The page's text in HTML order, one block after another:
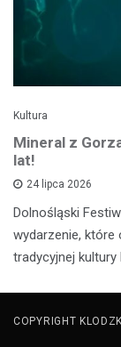
Kultura
Mineral z
lat!
24 lipca 2026
Dolnośląski
wydarzenie, które
tradycyjnej kultury
COPYRIGHT